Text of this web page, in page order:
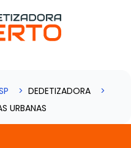
DEDETIZADORA
URBANAS